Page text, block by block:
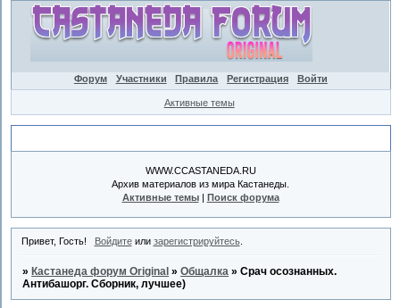
Форум Участники Правила Регистрация Войти
Активные темы
WWW.CCASTANEDA.RU
Архив материалов из мира Кастанеды.
Активные темы| Поиск форума
Привет, Гость! Войдитеили зарегистрируйтесь.
» Кастанеда форум Original »Общалка »Срач осознанных.
Антибашорг. Сборник, лучшее)